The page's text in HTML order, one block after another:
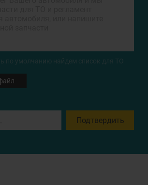
по умолчанию найдем список для ТО
Подтвердить